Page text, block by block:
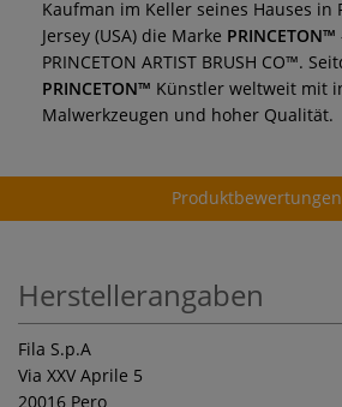
Kaufman im Keller seines Hauses in
Jersey (USA) die Marke PRINCETON™
PRINCETON ARTIST BRUSH CO™.
PRINCETON™ Künstler weltweit mit
Malwerkzeugen und hoher Qualität.
Produktbewertungen
Herstellerangaben
Fila S.p.A
Via XXV Aprile 5
20016 Pero